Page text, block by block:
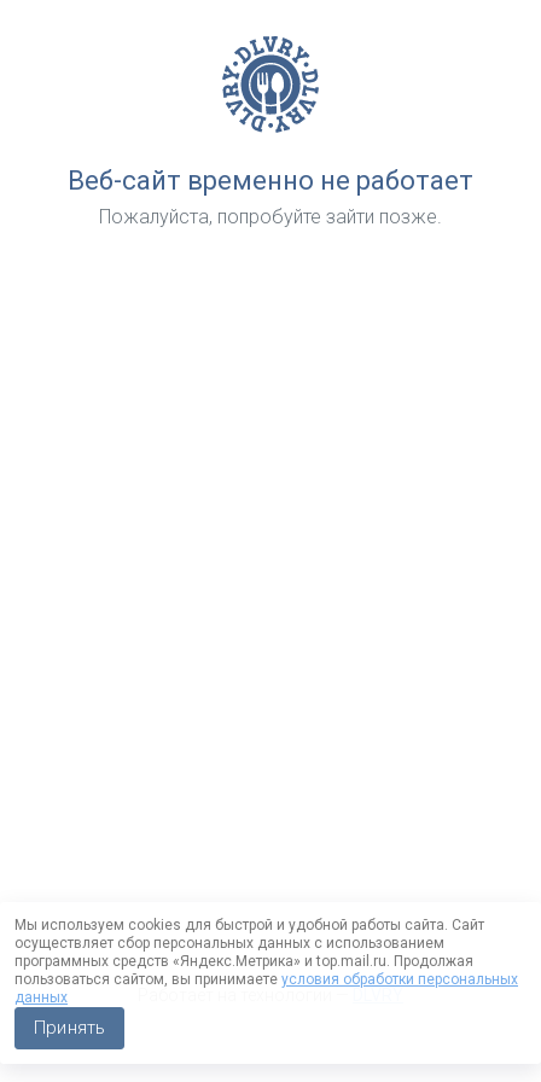
Веб-сайт временно не работает
Пожалуйста, попробуйте зайти позже.
Мы используем cookies для быстрой и удобной работы сайта. Сайт
осуществляет сбор персональных данных с использованием
программных средств «Яндекс.Метрика» и top.mail.ru. Продолжая
пользоваться сайтом, вы принимаете условия обработки персональных
данных
Принять